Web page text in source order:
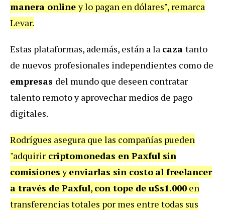
manera onliney lo pagan en dólares", remarca
Levar.
Estas plataformas, además, están a la caza tanto
de nuevos profesionales independientes como de
empresas del mundo que deseen contratar
talento remoto y aprovechar medios de pago
digitales.
Rodrígues asegura que las compañías pueden
"adquirir criptomonedas en Paxful sin
comisionesyenviarlas sin costo al freelancer
a través de Paxful, con tope de u$s1.000 en
transferencias totales por mes entre todas sus